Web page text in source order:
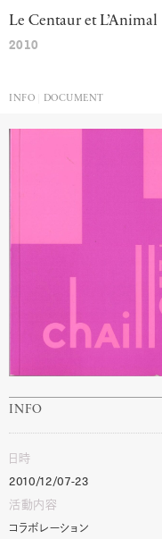
Le Centaur et L’Animal
2010
INFO DOCUMENT
INFO
日時
2010/12/07-23
活動内容
コラボレーション